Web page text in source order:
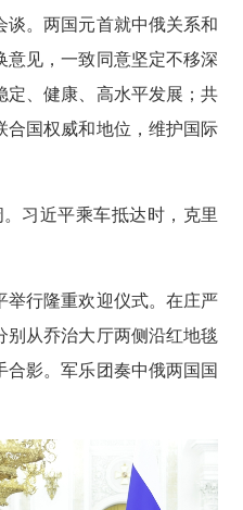
谈。两国元首就中俄关系和
意见，一致同意坚定不移深
定、健康、高水平发展；共
合国权威和地位，维护国际
习近平乘车抵达时，克里
举行隆重欢迎仪式。在庄严
别从乔治大厅两侧沿红地毯
影。军乐团奏中俄两国国